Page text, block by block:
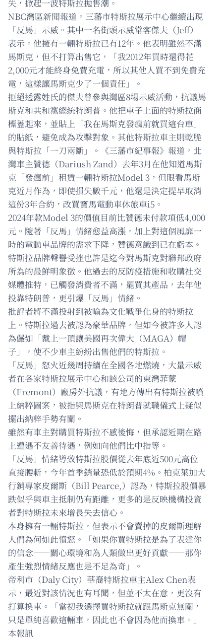
失，掀起一波特斯拉拋售潮。
NBC灣區新聞報道，三藩市特斯拉展示中心繼續出現
「反馬」示威。其中一名街頭示威常客傑夫（Jeff）
表示，他擁有一輛特斯拉已有12年。他表明雖然不滿
馬斯克，但不打算出售它，「我2012年買時還得花
2,000元才能終身免費充電，所以其他人買不到免費充
電，這樣讓馬斯克少了一個責任」。
拒絕透露姓氏的傑夫曾參與灣區8場示威活動，抗議馬
斯克和共和黨總統特朗普。他把車子上面的特斯拉商
標蓋起來，並貼上「我在馬斯克發瘋前就買這台車」
的貼紙，避免成為攻擊對象。其他特斯拉車主則乾脆
與特斯拉「一刀兩斷」。《三藩市紀事報》報道，北
灣車主贊德（Dariush Zand）去年3月在他知道馬斯
克「發瘋前」租賃一輛特斯拉Model 3，但眼看馬斯
克近月作為，即使損失數千元，他還是決定提早取消
這份3年合約，改買寶馬電動車休旅車i5。
2024年款Model 3的價值目前比贊德未付款項低4,000
元。隨著「反馬」情緒愈益高漲，加上對這個風靡一
時的電動車品牌的需求下降，贊德意識到已在虧本。
特斯拉品牌聲譽受挫也許是迄今對馬斯克對聯邦政府
所為的最鮮明象徵。他過去的反防疫措施和收購社交
媒體推特，已觸發消費者不滿，罷買其產品，去年他
投靠特朗普，更引爆「反馬」情緒。
批評者將不滿投射到被喻為文化戰爭化身的特斯拉
上。特斯拉過去被認為豪華品牌，但如今被許多人認
為儼如「戴上一頂讓美國再次偉大（MAGA）帽
子」，使不少車主紛紛出售他們的特斯拉。
「反馬」怒火近幾周持續在全國各地燃燒，大量示威
者在各家特斯拉展示中心和該公司的東灣菲蒙
（Fremont）廠房外抗議，有地方傳出有特斯拉被噴
上納粹圖案，被指與馬斯克在特朗普就職儀式上疑似
擺出納粹手勢有關。
雖然有車主對購買特斯拉不感後悔，但承認近期在路
上遭遇不友善待遇，例如向他們比中指等。
「反馬」情緒導致特斯拉股價從去年底近500元高位
直接腰斬，今年首季銷量恐低於預期4%。柏克萊加大
行銷專家皮爾斯（Bill Pearce,）認為，特斯拉股價暴
跌似乎與車主抵制仍有距離，更多的是反映機構投資
者對特斯拉未來增長失去信心。
本身擁有一輛特斯拉，但表示不會賣掉的皮爾斯理解
人們為何如此憤怒。「如果你買特斯拉是為了表達你
的信念——關心環境和為人類做出更好貢獻——那你
產生強烈情緒反應也是不足為奇」。
帝利市（Daly City）華裔特斯拉車主Alex Chen表
示，最近對該情況也有耳聞，但並不太在意，更沒有
打算換車。「當初我選擇買特斯拉就跟馬斯克無關，
只是單純喜歡這輛車，因此也不會因為他而換車。」
本報訊